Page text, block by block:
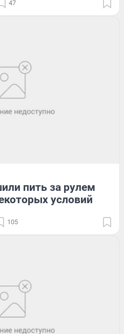
47
пить за рулем
условий
105